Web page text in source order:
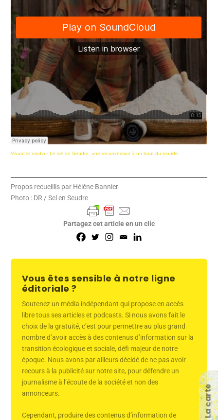
La carte
Vivant le media ·Le sel en Seudre, une reconversion à un bout du monde
Propos recueillis par Hélène Bannier
Photo : DR / Sel en Seudre
Partagez cet article en un clic
Vous êtes sensible à notre ligne
éditoriale ?
Soutenez un média indépendant qui propose en accès
libre tous ses articles et podcasts. Si nous avons fait le
choix de la gratuité, c’est pour permettre au plus grand
nombre d’avoir accès à des contenus d’information sur la
transition écologique et sociale, défi majeur de notre
époque. Nous avons par ailleurs décidé de ne pas avoir
recours à la publicité sur notre site, pour défendre un
journalisme à l’écoute de la société et non des
annonceurs.
Cependant, produire des contenus d’information de